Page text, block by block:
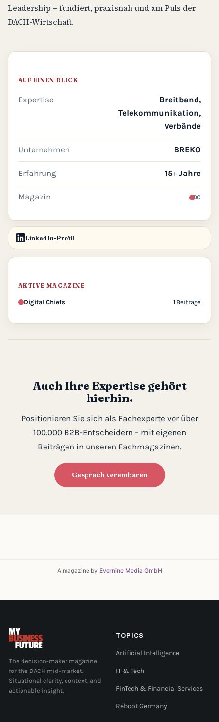
Leadership – fundiert, praxisnah und am Puls der
DACH-Wirtschaft.
AUF EINEN BLICK
Expertise
Breitband,
Telekommunikation,
Verbände
Unternehmen BREKO
Erfahrung 15+ Jahre
Magazin DC
LinkedIn-Profil
AKTIVE MAGAZINE
Digital Chiefs 1 Beiträge
Auch Ihre Expertise gehört
hierhin.
Positionieren Sie sich als Fachexperte vor über
100.000 B2B-Entscheidern – mit eigenen
Beiträgen in unseren Fachmagazinen.
Gespräch vereinbaren
A magazine by Evernine Media GmbH
The decision-maker magazine
for the DACH mid-market.
Situational clarity, context, and
actionable insight.
TOPICS
Artificial Intelligence
IT & Tech
FinTech & Financial Services
Reboot Germany